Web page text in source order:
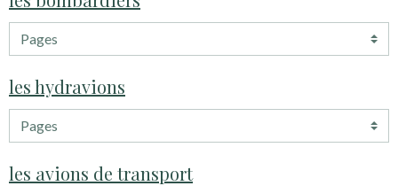
les hydravions
les avions de transport